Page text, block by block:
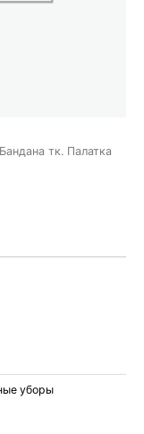
тк. Палатка
уборы